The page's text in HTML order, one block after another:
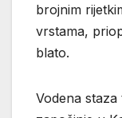
brojnim
vrstama,
blato.
Vodena